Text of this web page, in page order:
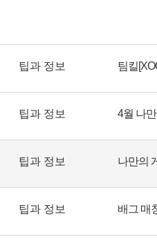
팁과 정보 팀킬
팁과 정보 4월 나
팁과 정보 나만의
팁과 정보 배그 매